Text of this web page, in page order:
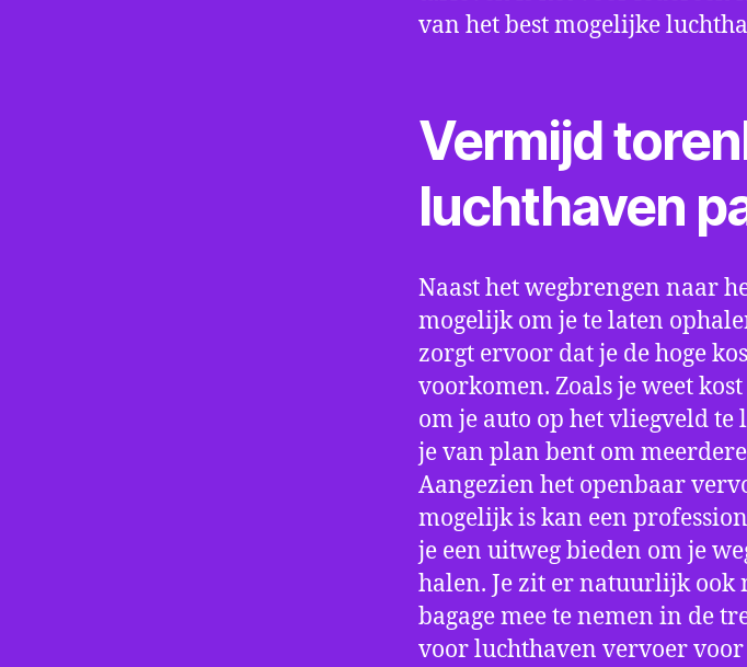
van het best mogelijke
Vermijd
luchthaven
Naast het wegbrengen naar
mogelijk om je te laten
zorgt ervoor dat je de hoge
voorkomen. Zoals je weet
om je auto op het vliegveld
je van plan bent om
Aangezien het openbaar
mogelijk is kan een
je een uitweg bieden om je
halen. Je zit er natuurlijk ook
bagage mee te nemen in de
voor luchthaven vervoer voor